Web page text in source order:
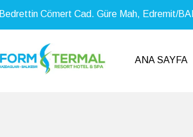
Bedrettin Cömert Cad. Güre Mah, Edremit/
ANA SAYFA